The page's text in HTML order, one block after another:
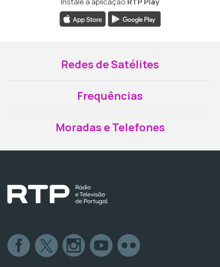
Redes de Satélites
Frequências
Moradas e Telefones